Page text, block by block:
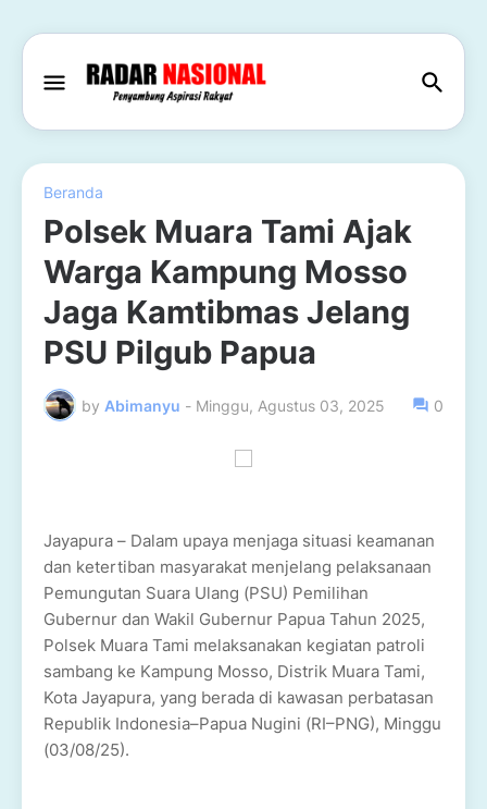
Beranda
Polsek Muara Tami Ajak
Warga Kampung Mosso
Jaga Kamtibmas Jelang
PSU Pilgub Papua
by Abimanyu - Minggu, Agustus 03, 2025 0
Jayapura – Dalam upaya menjaga situasi keamanan
dan ketertiban masyarakat menjelang pelaksanaan
Pemungutan Suara Ulang (PSU) Pemilihan
Gubernur dan Wakil Gubernur Papua Tahun 2025,
Polsek Muara Tami melaksanakan kegiatan patroli
sambang ke Kampung Mosso, Distrik Muara Tami,
Kota Jayapura, yang berada di kawasan perbatasan
Republik Indonesia–Papua Nugini (RI–PNG), Minggu
(03/08/25).